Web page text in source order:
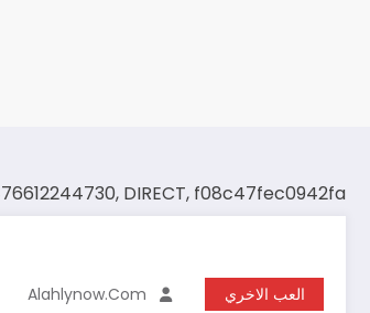
DIRECT, f08c47fec0942fa
العب الاخري Alahlynow.com